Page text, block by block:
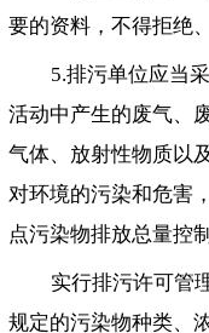
要的资料，不得拒绝
5.排污单位应当
活动中产生的废气、
气体、放射性物质以
对环境的污染和危害
点污染物排放总量控
实行排污许可管
规定的污染物种类、